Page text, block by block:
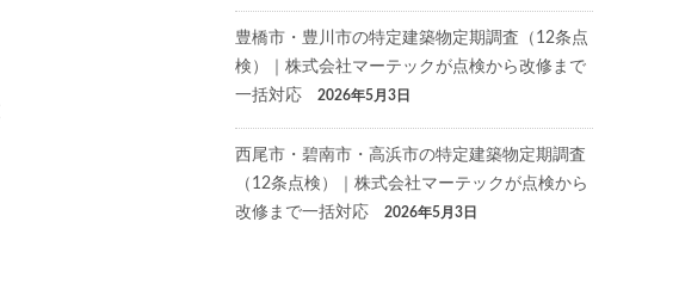
豊橋市・豊川市の特定建築物定期調査（12条点
検）｜株式会社マーテックが点検から改修まで
一括対応
2026年5月3日
西尾市・碧南市・高浜市の特定建築物定期調査
（12条点検）｜株式会社マーテックが点検から
改修まで一括対応
2026年5月3日